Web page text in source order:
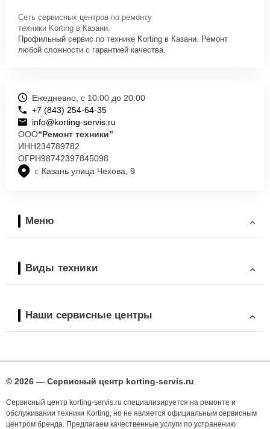
Сеть сервисных центров по ремонту
техники Korting в Казани.
Профильный сервис по технике Korting в Казани. Ремонт
любой сложности с гарантией качества.
г. Казань улица Чехова, 9
Ежедневно, с 10:00 до 20:00
+7 (843) 254-64-35
info@korting-servis.ru
ООО“Ремонт техники”
ИНН234789782
ОГРН98742397845098
Меню
Виды техники
Наши сервисные центры
© 2026 — Сервисный центр korting-servis.ru
Сервисный центр korting-servis.ru специализируется на ремонте и
обслуживании техники Korting, но не является официальным сервисным
центром бренда. Предлагаем качественные услуги по устранению